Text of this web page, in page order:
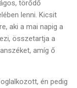
törődő
lenni. Kicsit
aki a mai napig a
összetartja a
amíg ő
én pedig